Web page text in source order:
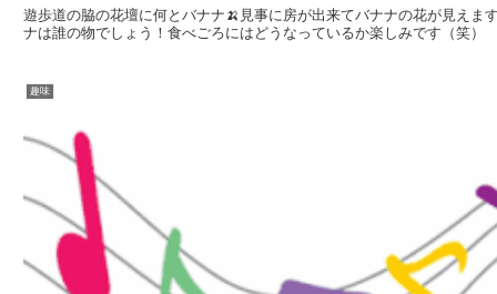
遊歩道の脇の花壇に何とバナナ🍌見事に房が出来てバナナの花が見えま
ナは誰の物でしょう！食べごろにはどうなっているか楽しみです（笑）
趣味